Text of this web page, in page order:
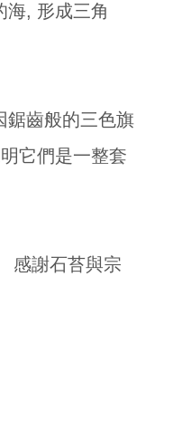
海, 形成三角
鋸齒般的三色旗
它們是一整套
感謝石苔與宗